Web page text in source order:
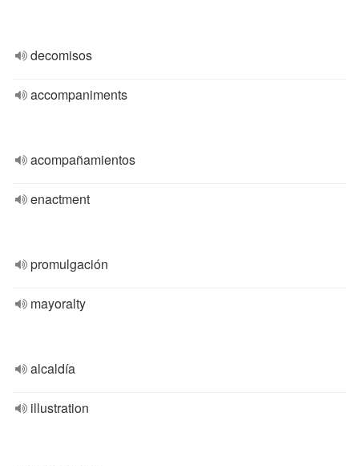
decomisos
accompaniments
acompañamientos
enactment
promulgación
mayoralty
alcaldía
illustration